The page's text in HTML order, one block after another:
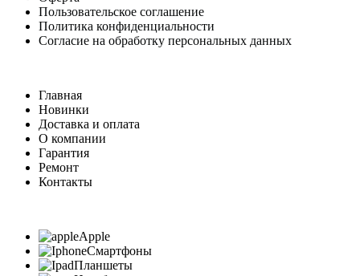
Пользовательское соглашение
Политика конфиденциальности
Согласие на обработку персональных данных
Главная
Новинки
Доставка и оплата
О компании
Гарантия
Ремонт
Контакты
Apple
Смартфоны
Планшеты